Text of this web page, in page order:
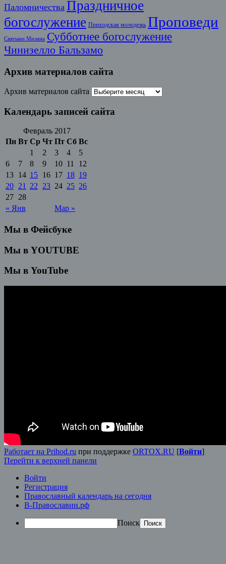
Паломничества Праздничное
богослужение Приходская молодежь Проповеди
Святыни Милана Субботнее богослужение
Чинизелло Бальзамо
Архив материалов сайта
Архив материалов сайта
Календарь записей сайта
Февраль 2017
Пн Вт Ср Чт Пт Сб Вс
« Янв Мар »
1 2 3 4
5
6
7 8 9 10 11
12
13 14 15 16 17 18 19
20 21 22 23 24 25 26
27 28
Мы в Фейсбуке
Мы в YOUTUBE
Мы в YouTube
Работает на Prihod.ru при поддержке ORTOX.RU [Войти]
Перейти к верхней панели
Войти
Регистрация
Православный календарь на сегодня
В-Православии.рф
Поиск